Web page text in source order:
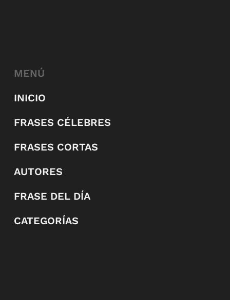
MENÚ
INICIO
FRASES CÉLEBRES
FRASES CORTAS
AUTORES
FRASE DEL DÍA
CATEGORÍAS